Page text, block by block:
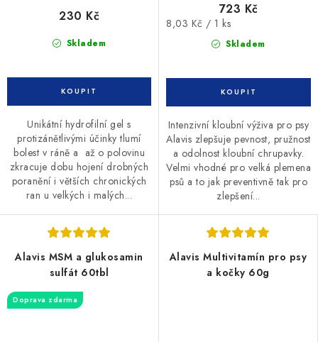
Skladem
230 Kč
Unikátní hydrofilní gel s
protizánětlivými účinky tlumí
bolest v ráně a až o polovinu
zkracuje dobu hojení drobných
poranění i větších chronických
ran u velkých i malých...
Skladem
723 Kč
Měrná
8,03 Kč / 1 ks
Intenzivní kloubní výživa pro psy
Alavis zlepšuje pevnost, pružnost
a odolnost kloubní chrupavky.
Velmi vhodné pro velká plemena
psů a to jak preventivně tak pro
zlepšení...
Alavis MSM a glukosamin
sulfát 60tbl
Doprava zdarma
Alavis Multivitamín pro psy
a kočky 60g